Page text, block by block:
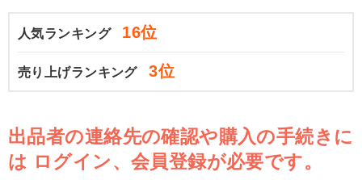
人気ランキング 16位
売り上げランキング 3位
出品者の連絡先の確認や購入の手続きに
は ログイン、会員登録が必要です。